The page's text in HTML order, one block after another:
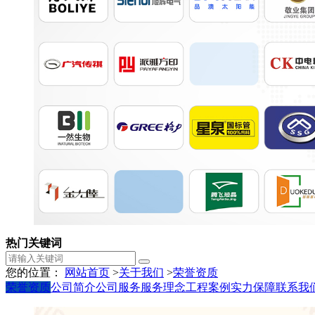
热门关键词
您的位置： 网站首页 >关于我们 >荣誉资质
荣誉资质公司简介公司服务服务理念工程案例 实力保障联系我